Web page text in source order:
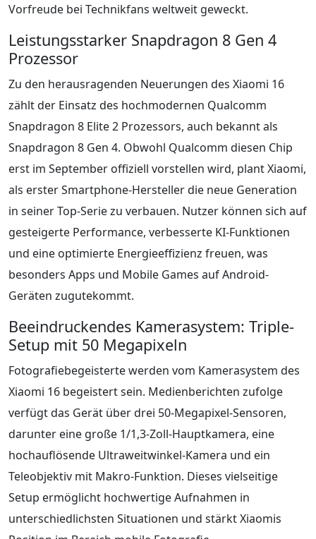
Vorfreude bei Technikfans weltweit geweckt.
Leistungsstarker Snapdragon 8 Gen 4
Prozessor
Zu den herausragenden Neuerungen des Xiaomi 16
zählt der Einsatz des hochmodernen Qualcomm
Snapdragon 8 Elite 2 Prozessors, auch bekannt als
Snapdragon 8 Gen 4. Obwohl Qualcomm diesen Chip
erst im September offiziell vorstellen wird, plant Xiaomi,
als erster Smartphone-Hersteller die neue Generation
in seiner Top-Serie zu verbauen. Nutzer können sich auf
gesteigerte Performance, verbesserte KI-Funktionen
und eine optimierte Energieeffizienz freuen, was
besonders Apps und Mobile Games auf Android-
Geräten zugutekommt.
Beeindruckendes Kamerasystem: Triple-
Setup mit 50 Megapixeln
Fotografiebegeisterte werden vom Kamerasystem des
Xiaomi 16 begeistert sein. Medienberichten zufolge
verfügt das Gerät über drei 50-Megapixel-Sensoren,
darunter eine große 1/1,3-Zoll-Hauptkamera, eine
hochauflösende Ultraweitwinkel-Kamera und ein
Teleobjektiv mit Makro-Funktion. Dieses vielseitige
Setup ermöglicht hochwertige Aufnahmen in
unterschiedlichsten Situationen und stärkt Xiaomis